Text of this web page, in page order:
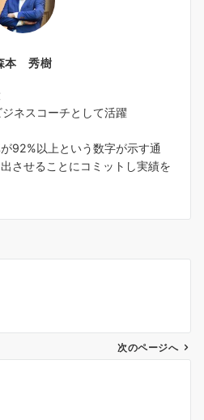
本 秀樹
ネスコーチとして活躍
92%以上という数字が示す通
させることにコミットし実績を
次のページへ